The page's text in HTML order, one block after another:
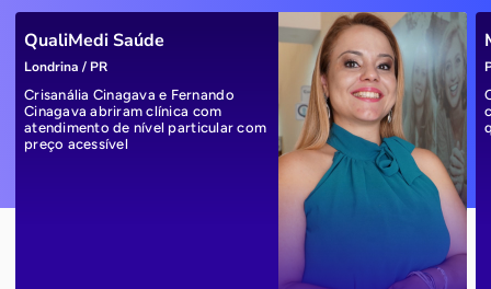
QualiMedi Saúde
Londrina / PR
Crisanália Cinagava e Fernando
Cinagava abriram clínica com
atendimento de nível particular com
preço acessível